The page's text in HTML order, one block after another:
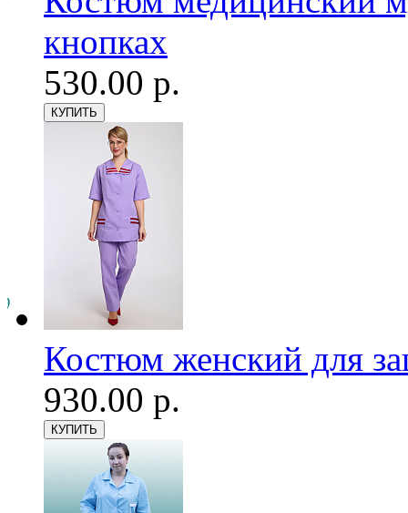
кнопках
530.00 р.
Костюм женский для
930.00 р.